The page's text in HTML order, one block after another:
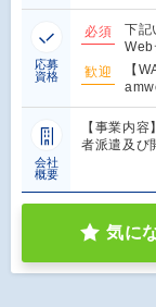
応募
資格
必須
下記
歓迎
【
会社
概要
【事業内
者派遣及
気に